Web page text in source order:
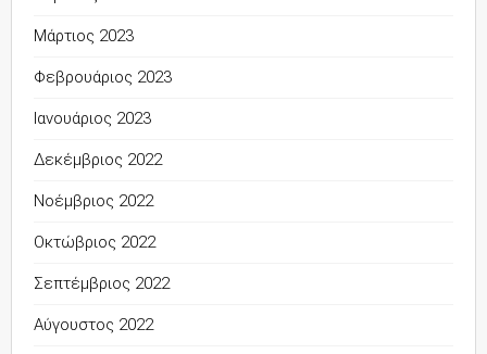
Μάρτιος 2023
Φεβρουάριος 2023
Ιανουάριος 2023
Δεκέμβριος 2022
Νοέμβριος 2022
Οκτώβριος 2022
Σεπτέμβριος 2022
Αύγουστος 2022